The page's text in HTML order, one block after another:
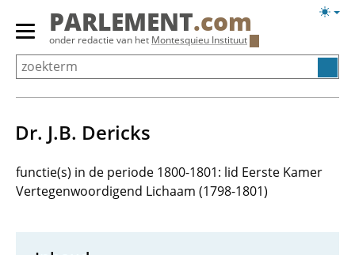
Overslaan
Primair
menu
tonen/verbergen
PARLEMENT.com
onder redactie van het Montesquieu Instituut
Dr. J.B. Dericks
functie(s) in de periode 1800-1801: lid Eerste Kamer
Vertegenwoordigend Lichaam (1798-1801)